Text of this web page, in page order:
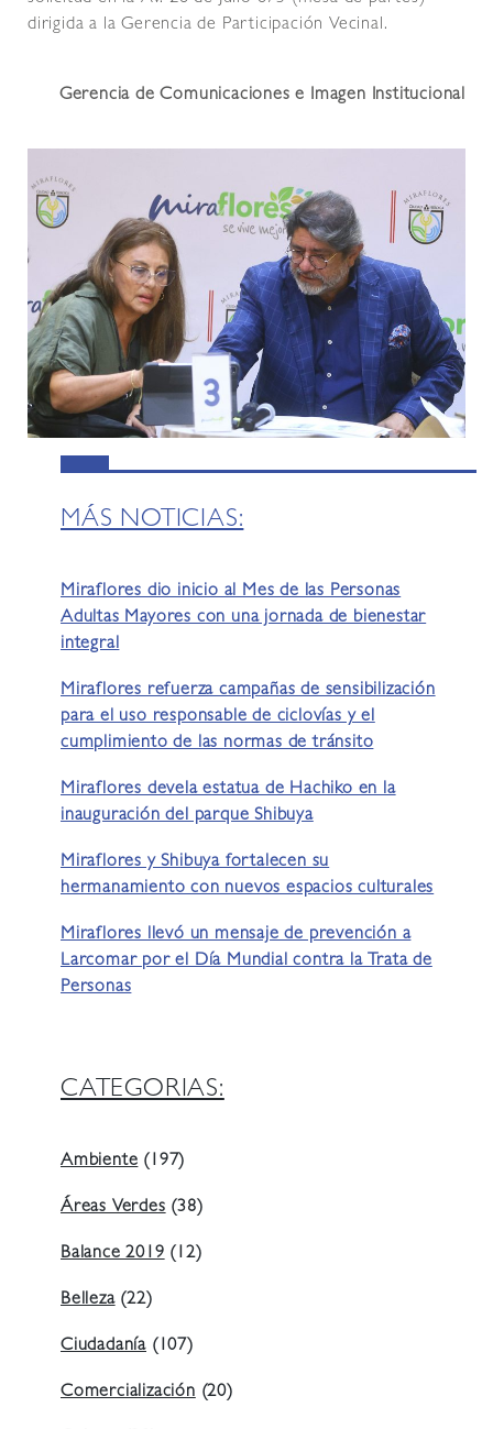
dirigida a la Gerencia de Participación Vecinal.
Gerencia de Comunicaciones e Imagen Institucional
MÁS NOTICIAS:
Miraflores dio inicio al Mes de las Personas
Adultas Mayores con una jornada de bienestar
integral
Miraflores refuerza campañas de sensibilización
para el uso responsable de ciclovías y el
cumplimiento de las normas de tránsito
Miraflores devela estatua de Hachiko en la
inauguración del parque Shibuya
Miraflores y Shibuya fortalecen su
hermanamiento con nuevos espacios culturales
Miraflores llevó un mensaje de prevención a
Larcomar por el Día Mundial contra la Trata de
Personas
CATEGORIAS:
Ambiente (197)
Áreas Verdes (38)
Balance 2019 (12)
Belleza(22)
Ciudadanía (107)
Comercialización (20)